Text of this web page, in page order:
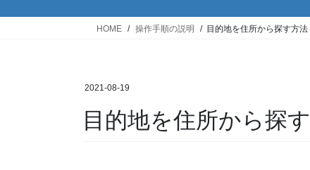
HOME 操作手順の説明 目的地を住所から探す方法
2021-08-19
目的地を住所から探